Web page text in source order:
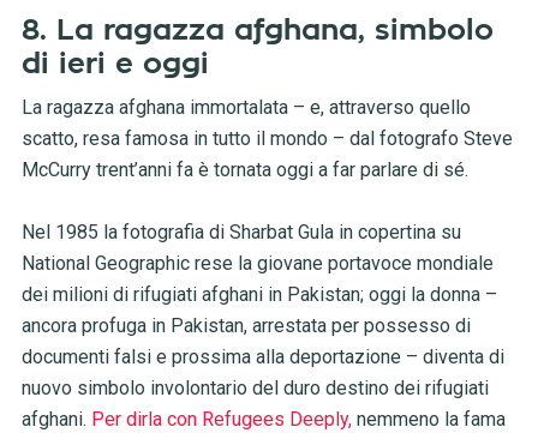
8. La ragazza afghana, simbolo
di ieri e oggi
La ragazza afghana immortalata – e, attraverso quello
scatto, resa famosa in tutto il mondo – dal fotografo Steve
McCurry trent’anni fa è tornata oggi a far parlare di sé.
Nel 1985 la fotografia di Sharbat Gula in copertina su
National Geographic rese la giovane portavoce mondiale
dei milioni di rifugiati afghani in Pakistan; oggi la donna –
ancora profuga in Pakistan, arrestata per possesso di
documenti falsi e prossima alla deportazione – diventa di
nuovo simbolo involontario del duro destino dei rifugiati
afghani. Per dirla con Refugees Deeply,nemmeno la fama